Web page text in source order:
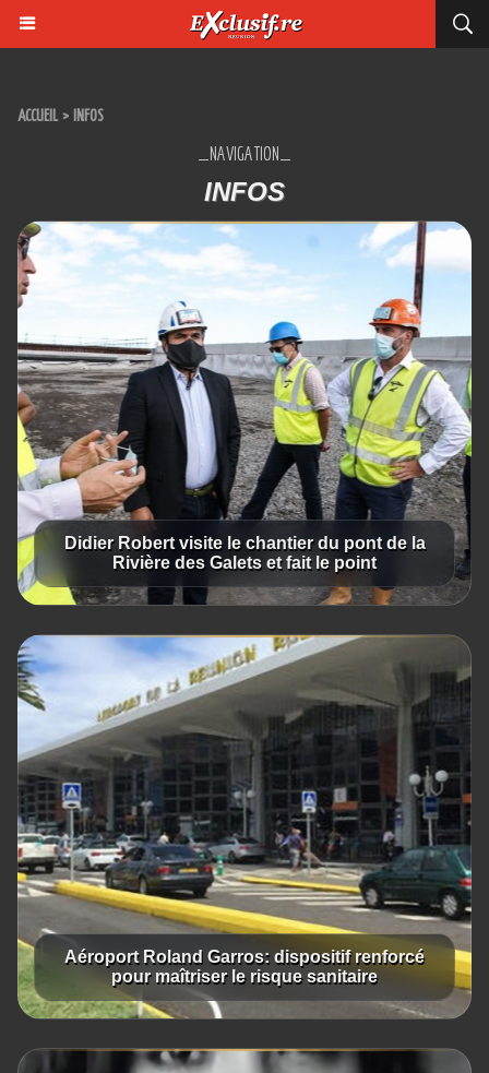
ACCUEIL > INFOS
_NAVIGATION_
INFOS
Didier Robert visite le chantier du pont de la
Rivière des Galets et fait le point
Aéroport Roland Garros: dispositif renforcé
pour maîtriser le risque sanitaire